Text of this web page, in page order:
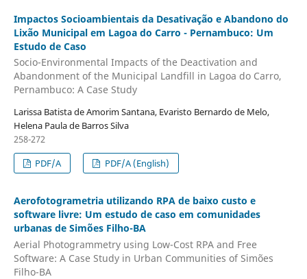
Impactos Socioambientais da Desativação e Abandono do
Lixão Municipal em Lagoa do Carro - Pernambuco: Um
Estudo de Caso
Socio-Environmental Impacts of the Deactivation and
Abandonment of the Municipal Landfill in Lagoa do Carro,
Pernambuco: A Case Study
Larissa Batista de Amorim Santana, Evaristo Bernardo de Melo,
Helena Paula de Barros Silva
258-272
PDF/A
PDF/A (English)
Aerofotogrametria utilizando RPA de baixo custo e
software livre: Um estudo de caso em comunidades
urbanas de Simões Filho-BA
Aerial Photogrammetry using Low-Cost RPA and Free
Software: A Case Study in Urban Communities of Simões
Filho-BA